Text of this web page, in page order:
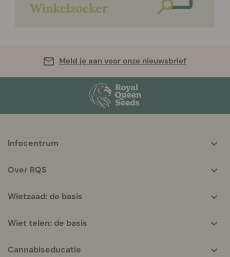
Meld je aan voor onze nieuwsbrief
helpful
Infocentrum
Over RQS
Wietzaad: de basis
Wiet telen: de basis
Cannabiseducatie